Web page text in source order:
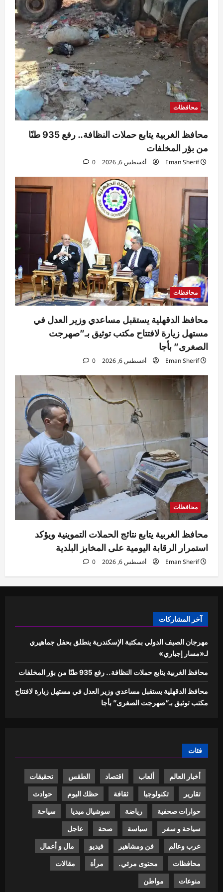
محافظات
محافظ الغربية يتابع حملات النظافة.. رفع 935 طنًا
من بؤر المخلفات
Eman Sherif أغسطس 6, 2026 0
محافظات
محافظ الدقهلية يستقبل مساعدي وزير العدل في
مستهل زيارة لافتتاح مكتب توثيق بـ”صهرجت
الصغرى” بأجا
Eman Sherif أغسطس 6, 2026 0
محافظات
محافظ الغربية يتابع نتائج الحملات التموينية ويؤكد
استمرار الرقابة اليومية على المخابز البلدية
Eman Sherif أغسطس 6, 2026 0
آخر المشاركات
مهرجان الصيف الدولي بمكتبة الإسكندرية ينطلق بحفل جماهيري
لـ«مسار إجباري»
محافظ الغربية يتابع حملات النظافة.. رفع 935 طنًا من بؤر المخلفات
محافظ الدقهلية يستقبل مساعدي وزير العدل في مستهل زيارة لافتتاح
مكتب توثيق بـ”صهرجت الصغرى” بأجا
فئات
أخبار العالم ألعاب اقتصاد الطقس تحقيقات
تقارير تكنولوجيا ثقافة حظك اليوم حوادث
حوارات صحفية رياضة سوشيال ميديا سياحة
سياحة و سفر سياسة صحة عاجل
عرب وعالم فن ومشاهير فيديو مال و أعمال
محافظات محتوى مرئي. مرأة مقالات
منوعات مواطن